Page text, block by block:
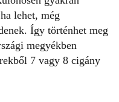
lehet, még
Így történhet meg
megyékben
7 vagy 8 cigány